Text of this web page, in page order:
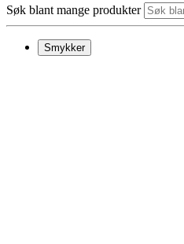
Søk blant mange produkter
Smykker